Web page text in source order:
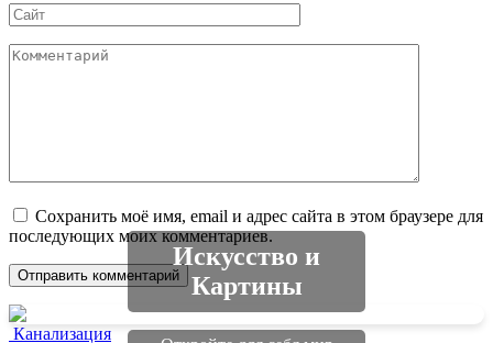
Сайт
Комментарий
Сохранить моё имя, email и адрес сайта в этом браузере для
последующих моих комментариев.
Искусство и
Картины
Канализация